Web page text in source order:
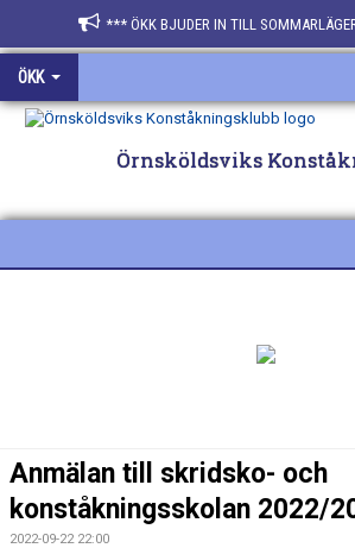
*** ÖKK BJUDER IN TILL
ÖKK
Örnsköldsviks
BILDGALLERI
Anmälan till skridsko- och
konståkningsskolan 2022/
2022-09-22 22:00